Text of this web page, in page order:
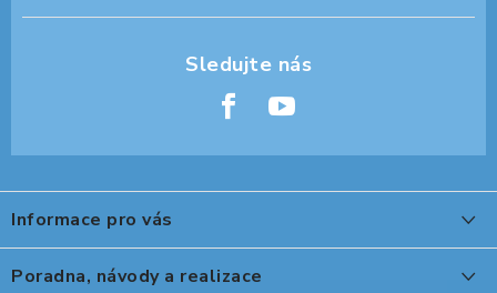
á
p
a
Informace pro vás
Poradna, návody a realizace